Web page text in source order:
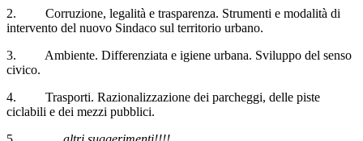
2. Corruzione, legalità e trasparenza. Strumenti e modalità di
intervento del nuovo Sindaco sul territorio urbano.
3. Ambiente. Differenziata e igiene urbana. Sviluppo del senso
civico.
4. Trasporti. Razionalizzazione dei parcheggi, delle piste
ciclabili e dei mezzi pubblici.